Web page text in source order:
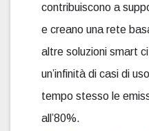
contribuiscono a
e creano una rete
altre soluzioni smart
un’infinità di casi di
tempo stesso le
all’80%.